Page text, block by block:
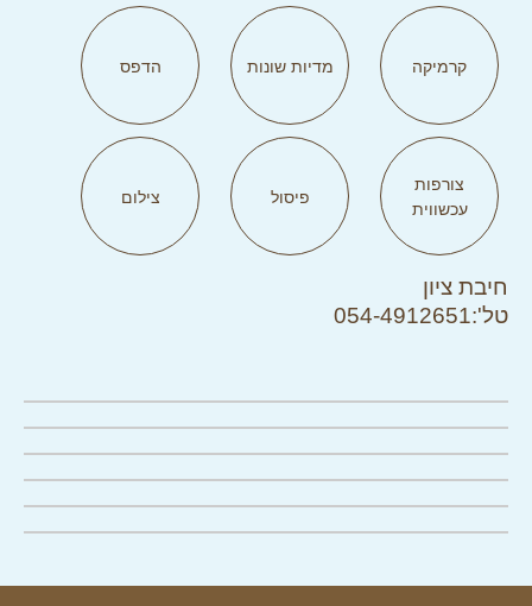
קרמיקה מדיות שונות הדפס
צורפות
עכשווית
פיסול צילום
חיבת ציון
טל':054-4912651